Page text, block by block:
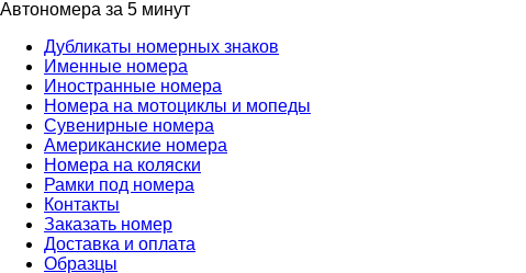
Автономера за 5 минут
Дубликаты номерных знаков
Именные номера
Иностранные номера
Номера на мотоциклы и мопеды
Сувенирные номера
Американские номера
Номера на коляски
Рамки под номера
Контакты
Заказать номер
Доставка и оплата
Образцы